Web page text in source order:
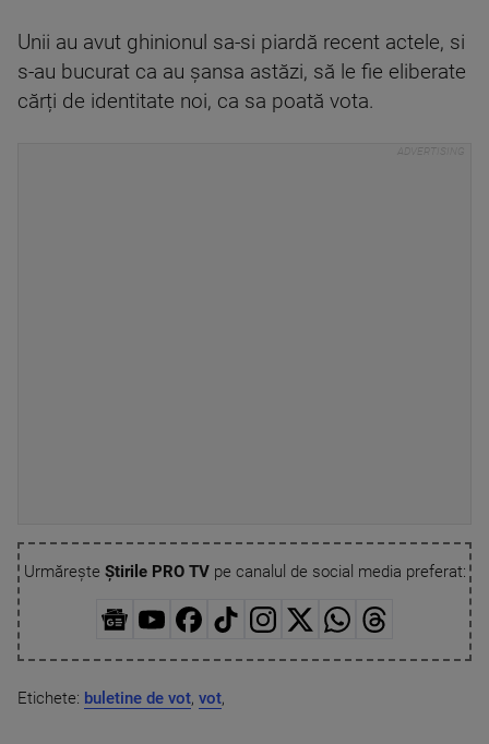
Unii au avut ghinionul sa-si piardă recent actele, si
s-au bucurat ca au șansa astăzi, să le fie eliberate
cărți de identitate noi, ca sa poată vota.
Urmărește Știrile PRO TVpe canalul de social media preferat:
Etichete: buletine de vot, vot,